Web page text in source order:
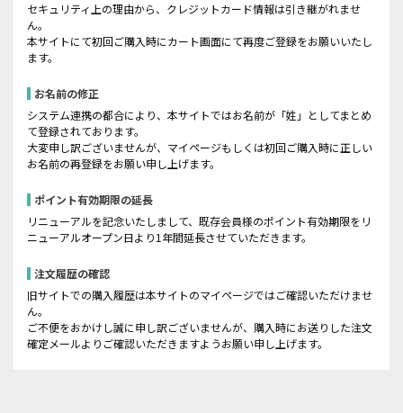
セキュリティ上の理由から、クレジットカード情報は引き継がれませ
ん。
本サイトにて初回ご購入時にカート画面にて再度ご登録をお願いいたし
ます。
お名前の修正
システム連携の都合により、本サイトではお名前が「姓」としてまとめ
て登録されております。
大変申し訳ございませんが、マイページもしくは初回ご購入時に正しい
お名前の再登録をお願い申し上げます。
ポイント有効期限の延長
リニューアルを記念いたしまして、既存会員様のポイント有効期限をリ
ニューアルオープン日より1年間延長させていただきます。
注文履歴の確認
旧サイトでの購入履歴は本サイトのマイページではご確認いただけませ
ん。
ご不便をおかけし誠に申し訳ございませんが、購入時にお送りした注文
確定メールよりご確認いただきますようお願い申し上げます。